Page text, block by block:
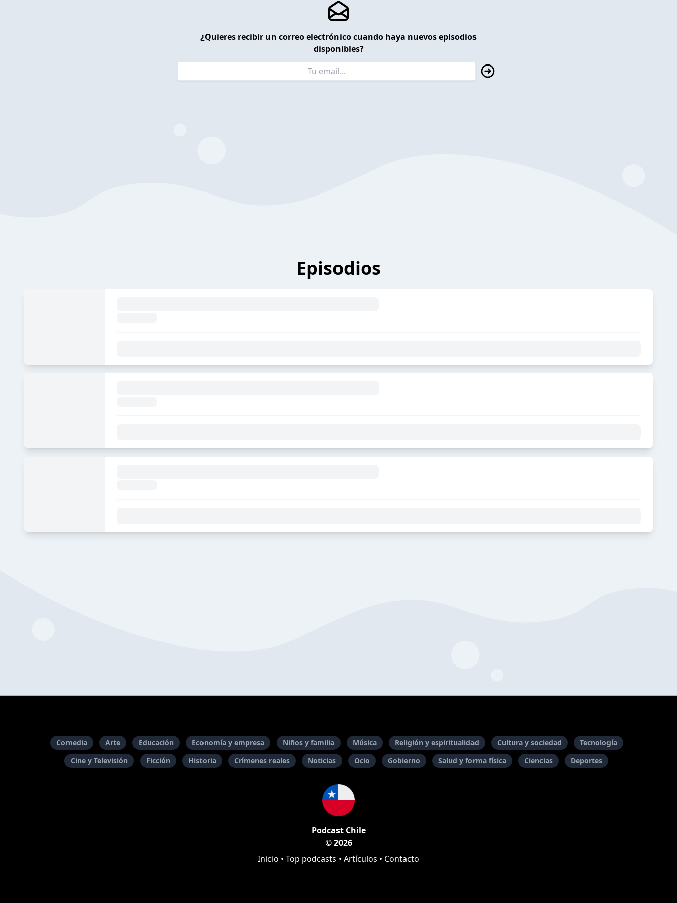
¿Quieres recibir un correo electrónico cuando haya nuevos episodios
disponibles?
Episodios
Comedia Arte Educación Economía y empresa Niños y familia Música Religión y espiritualidad Cultura y sociedad
Tecnología
Cine y Televisión
Ficción Historia Crímenes reales Noticias Ocio Gobierno Salud y forma física Ciencias Deportes
Podcast Chile
© 2026
Inicio • Top podcasts • Artículos • Contacto